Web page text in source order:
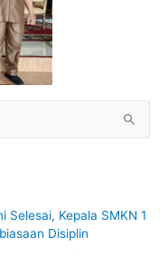
Selesai, Kepala SMKN 1
Disiplin